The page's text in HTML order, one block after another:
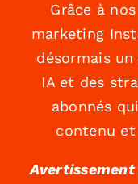
Grâce à
marketing
désormais
IA et des
abonnés
contenu et
Avertissement